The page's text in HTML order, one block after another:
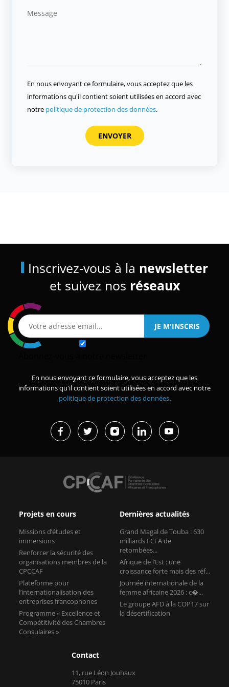
En nous envoyant ce formulaire, vous acceptez que les
informations qu'il contient soient utilisées en accord avec
notre politique de protection des données.
Inscrivez-vous à la newsletter
et suivez nos réseaux
En nous envoyant ce formulaire, vous acceptez que les
informations qu'il contient soient utilisées en accord avec notre
politique de protection des données.
Projets en cours
Missions d’études et
immersions
Renforcer la sécurité des
organisations membres de la
CPCCAF
Plateforme pour
l’internationalisation des
entreprises francophones
Programme « Excellence et
Compétitivité des Chambres
Consulaires »
Dernières actualités
Grand Magal de Touba : 630
milliards FCFA de
retombées...
Afrique de l’Est : une
croissance forte mais des réf...
Journée internationale de la
femme africaine 2026 : c�...
Le groupe AFD à la COP17 sur
la désertification
Contact
11, rue Léon Jouhaux
75010 Paris